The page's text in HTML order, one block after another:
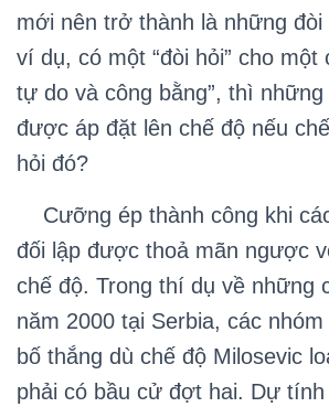
mới nên trở thành là những đòi
ví dụ, có một “đòi hỏi” cho một
tự do và công bằng”, thì
được áp đặt lên chế độ nếu
hỏi đó?
Cưỡng ép thành công khi
đối lập được thoả mãn ngược
chế độ. Trong thí dụ về những
năm 2000 tại Serbia, các
bố thắng dù chế độ Milosevic
phải có bầu cử đợt hai. Dự